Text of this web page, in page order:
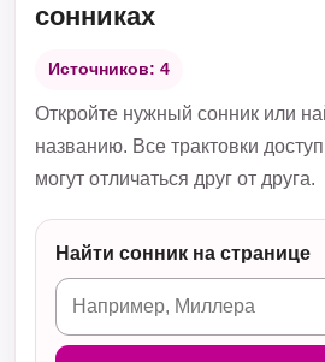
сонниках
Источников: 4
Откройте нужный сонник или
названию. Все трактовки
могут отличаться друг от друга.
Найти сонник на странице